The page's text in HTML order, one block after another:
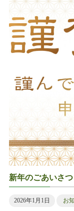
新年のごあいさつ
2026年1月1日 お